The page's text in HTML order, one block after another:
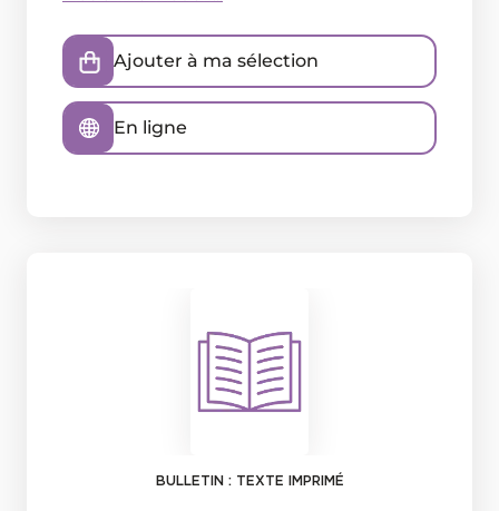
Ajouter à ma sélection
En ligne
BULLETIN : TEXTE IMPRIMÉ